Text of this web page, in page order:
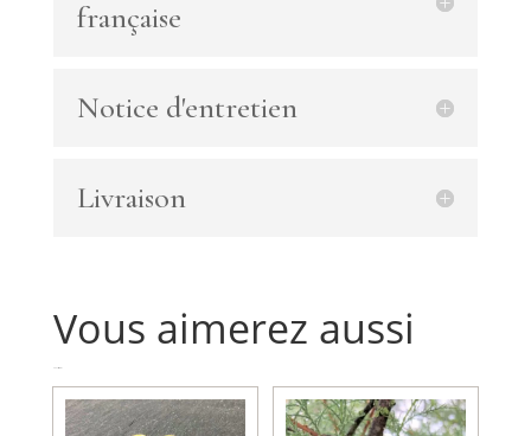
péridot,
topaze,
citrine
française
Notice d'entretien
Livraison
Vous aimerez aussi